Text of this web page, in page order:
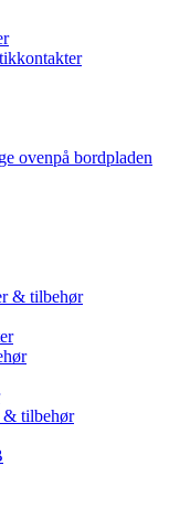
ovenpå bordpladen
& tilbehør
& tilbehør